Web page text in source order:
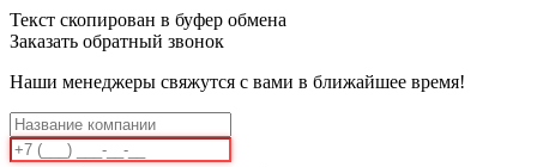
Текст скопирован в буфер обмена
Заказать обратный звонок
Наши менеджеры свяжутся с вами в ближайшее время!